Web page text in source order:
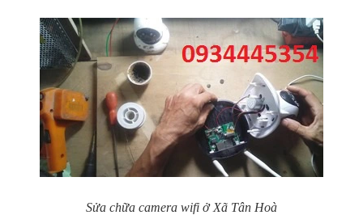
Sửa chữa camera wifi ở Xã Tân Hoà